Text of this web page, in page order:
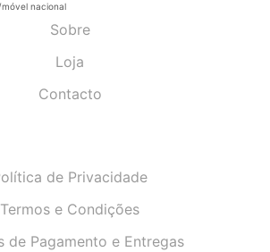
Sobre
Loja
Contacto
de Privacidade
Termos e Condições
de Pagamento e Entregas
nacional